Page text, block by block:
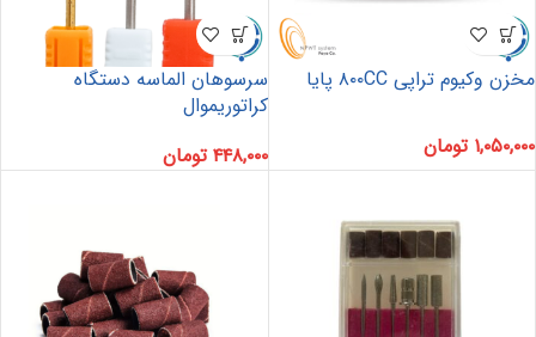
مخزن وکیوم تراپی ۸۰۰CC پایا
۱,۰۵۰,۰۰۰ تومان
سرسوهان الماسه دستگاه
کراتوریموال
۴۴۸,۰۰۰ تومان